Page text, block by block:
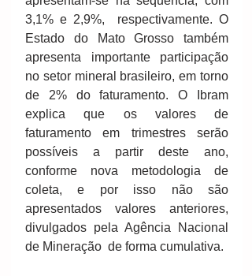
3,1% e 2,9%,  respectivamente. O
Estado do Mato Grosso também
apresenta importante participação
no setor mineral brasileiro, em torno
de 2% do faturamento. O Ibram
explica que os valores de
faturamento em trimestres serão
possíveis a partir deste ano,
conforme nova metodologia de
coleta, e por isso não são
apresentados valores anteriores,
divulgados pela Agência Nacional
de Mineração  de forma cumulativa.